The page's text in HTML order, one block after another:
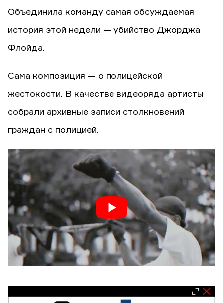
Объединила команду самая обсуждаемая
история этой недели — убийство Джорджа
Флойда.
Сама композиция — о полицейской
жестокости. В качестве видеоряда артисты
собрали архивные записи столкновений
граждан с полицией.